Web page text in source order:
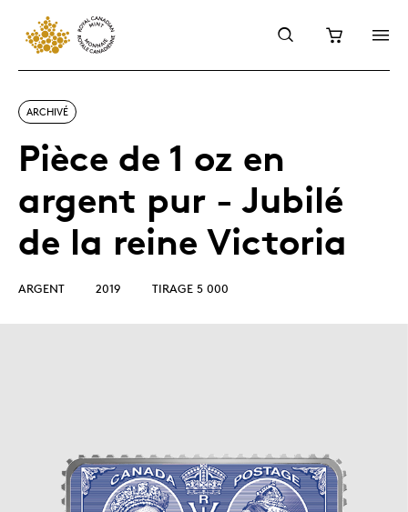
ARCHIVÉ
Pièce de 1 oz en
argent pur - Jubilé
de la reine Victoria
ARGENT 2019 TIRAGE 5 000